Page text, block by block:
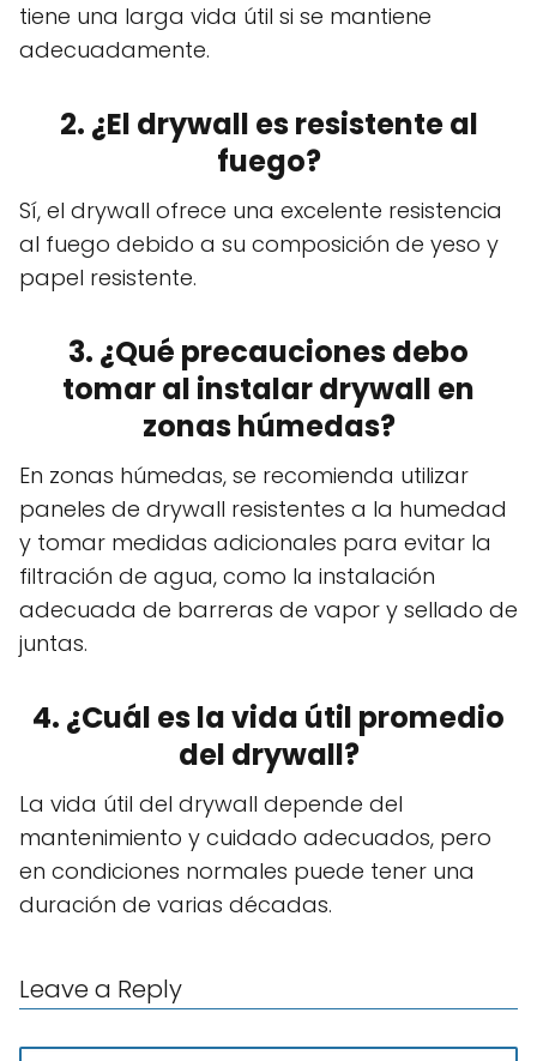
tiene una larga vida útil si se mantiene
adecuadamente.
2. ¿El drywall es resistente al
fuego?
Sí, el drywall ofrece una excelente resistencia
al fuego debido a su composición de yeso y
papel resistente.
3. ¿Qué precauciones debo
tomar al instalar drywall en
zonas húmedas?
En zonas húmedas, se recomienda utilizar
paneles de drywall resistentes a la humedad
y tomar medidas adicionales para evitar la
filtración de agua, como la instalación
adecuada de barreras de vapor y sellado de
juntas.
4. ¿Cuál es la vida útil promedio
del drywall?
La vida útil del drywall depende del
mantenimiento y cuidado adecuados, pero
en condiciones normales puede tener una
duración de varias décadas.
Leave a Reply